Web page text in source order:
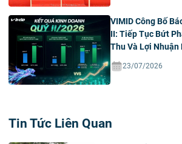
VIMID Công Bố
II: Tiếp Tục Bứt
Thu Và Lợi Nhuận
23/07/2026
Tin Tức Liên Quan